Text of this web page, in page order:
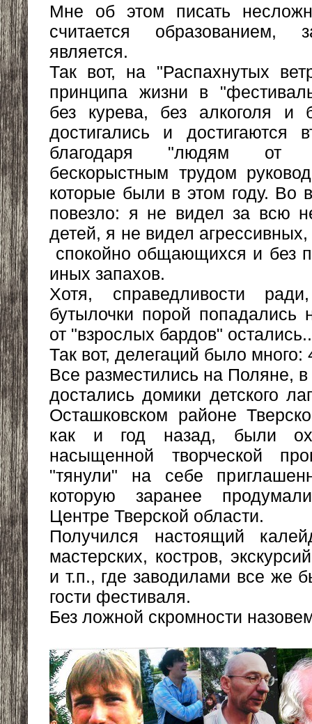
Мне об этом писать
считается
является.
Так вот, на "Распахнутых
принципа жизни в
без курева, без алкоголя и
достигались и достигаются
благодаря "людям от
бескорыстным трудом
которые были в этом году. Во
повезло: я не видел за всю
детей, я не видел
спокойно общающихся и без
иных запахов.
Хотя, справедливости
бутылочки порой попадались
от "взрослых бардов"
Так вот, делегаций было много:
Все разместились на Поляне, в
достались домики детского
Осташковском районе
как и год назад, были
насыщенной творческой
"тянули" на себе
которую заранее
Центре Тверской области.
Получился настоящий
мастерских, костров,
и т.п., где заводилами все же
гости фестиваля.
Без ложной скромности